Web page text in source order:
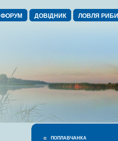
ФОРУМ ДОВІДНИК ЛОВЛЯ РИБИ
ПОПЛАВЧАНКА